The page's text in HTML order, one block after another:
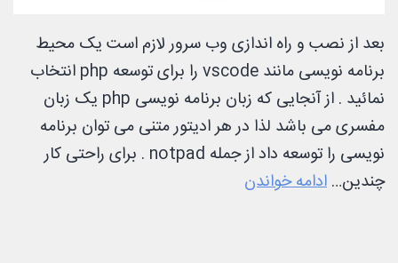
بعد از نصب و راه اندازی وب سرور لازم است یک محیط
برنامه نویسی مانند vscode را برای توسعه php انتخاب
نمائید . از آنجایی که زبان برنامه نویسی php یک زبان
مفسری می باشد لذا در هر ادیتور متنی می توان برنامه
نویسی را توسعه داد از جمله notpad . برای راحتی کار
چندین… ادامه خواندن